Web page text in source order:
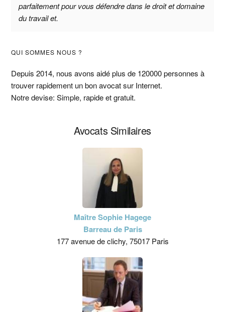
parfaitement pour vous défendre dans le droit et domaine
du travail et.
Barre
latérale
principale
QUI SOMMES NOUS ?
Depuis 2014, nous avons aidé plus de 120000 personnes à
trouver rapidement un bon avocat sur Internet.
Notre devise: Simple, rapide et gratuit.
Avocats Similaires
Maître Sophie Hagege
Barreau de Paris
177 avenue de clichy, 75017 Paris